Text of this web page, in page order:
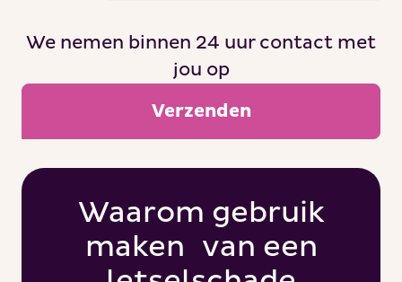
Waarom gebruik
maken van een
We nemen binnen 24 uur contact met
jou op